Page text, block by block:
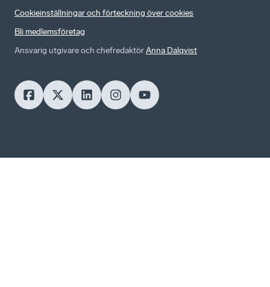
Cookieinställningar och förteckning över cookies
Bli medlemsföretag
Ansvarig utgivare och chefredaktörAnna Dalqvist